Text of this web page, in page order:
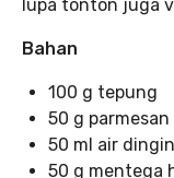
lupa tonton juga
Bahan
100 g tepung
50 g
50 ml air dingin
50 g mentega